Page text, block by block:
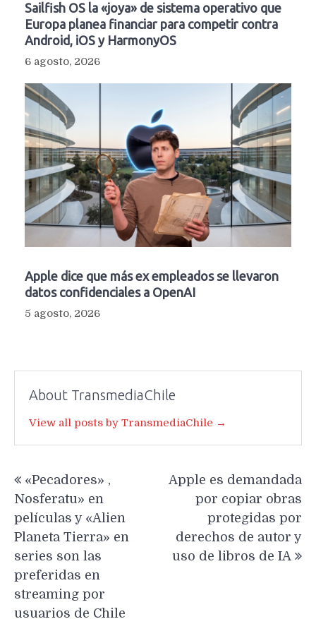
Sailfish OS la «joya» de sistema operativo que
Europa planea financiar para competir contra
Android, iOS y HarmonyOS
6 agosto, 2026
Apple dice que más ex empleados se llevaron
datos confidenciales a OpenAI
5 agosto, 2026
About TransmediaChile
View all posts by TransmediaChile →
de
entradas
«Pecadores» ,
Nosferatu» en
películas y «Alien
Planeta Tierra» en
series son las
preferidas en
streaming por
usuarios de Chile
Apple es demandada
por copiar obras
protegidas por
derechos de autor y
uso de libros de IA